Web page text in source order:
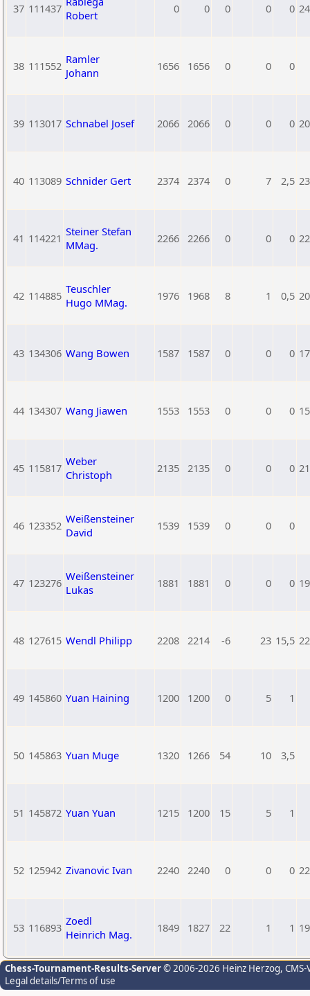
37 111437 Robert
0 0 0 0 0
38 111552 Ramler
Johann
1656 1656 0 0 0
39 113017 Schnabel Josef 2066 2066 0 0 0
40 113089 Schnider Gert 2374 2374 0 7 2,5
41 114221 Steiner Stefan
MMag.
2266 2266 0 0 0
42 114885 Teuschler
Hugo MMag.
1976 1968 8 1 0,5
43 134306 Wang Bowen 1587 1587 0 0 0
44 134307 Wang Jiawen 1553 1553 0 0 0
45 115817 Weber
Christoph
2135 2135 0 0 0
46 123352 Weißensteiner
David
1539 1539 0 0 0
47 123276 Weißensteiner
Lukas
1881 1881 0 0 0
48 127615 Wendl Philipp 2208 2214 -6 23 15,5
49 145860 Yuan Haining 1200 1200 0 5 1
50 145863 Yuan Muge 1320 1266 54 10 3,5
51 145872 Yuan Yuan 1215 1200 15 5 1
52 125942 Zivanovic Ivan 2240 2240 0 0 0
53 116893 Zoedl
Heinrich Mag.
1849 1827 22 1 1
Chess-Tournament-Results-Server© 2006-2026 Heinz Herzog,
Legal details/Terms of use